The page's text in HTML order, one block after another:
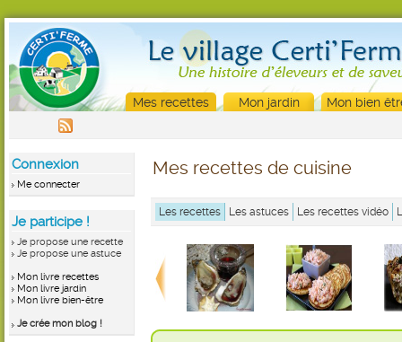
Mes recettes Mon jardin Mon bien
Connexion
Me connecter
Je participe !
Je propose une recette
Je propose une astuce
Mon livre recettes
Mon livre jardin
Mon livre bien-être
Je crée mon blog !
Mes recettes de cuisine
Les recettes Les astuces Les recettes vidéo